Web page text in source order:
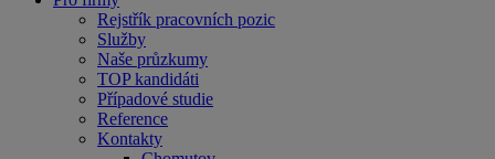
Rejstřík pracovních pozic
Služby
Naše průzkumy
TOP kandidáti
Případové studie
Reference
Kontakty